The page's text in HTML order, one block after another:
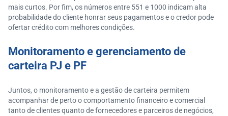
mais curtos. Por fim, os números entre 551 e 1000 indicam alta
probabilidade do cliente honrar seus pagamentos e o credor pode
ofertar crédito com melhores condições.
Monitoramento e gerenciamento de
carteira PJ e PF
Juntos, o monitoramento e a gestão de carteira permitem
acompanhar de perto o comportamento financeiro e comercial
tanto de clientes quanto de fornecedores e parceiros de negócios,